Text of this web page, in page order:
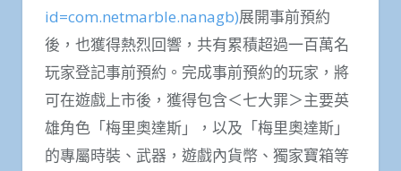
id=com.netmarble.nanagb)展開事前預約
後，也獲得熱烈回響，共有累積超過一百萬名
玩家登記事前預約。完成事前預約的玩家，將
可在遊戲上市後，獲得包含＜七大罪＞主要英
雄角色「梅里奧達斯」，以及「梅里奧達斯」
的專屬時裝、武器，遊戲內貨幣、獨家寶箱等